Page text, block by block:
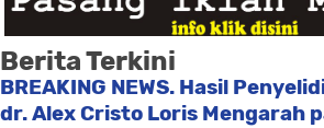
Berita Terkini
BREAKING NEWS. Hasil
dr. Alex Cristo Loris Mengarah